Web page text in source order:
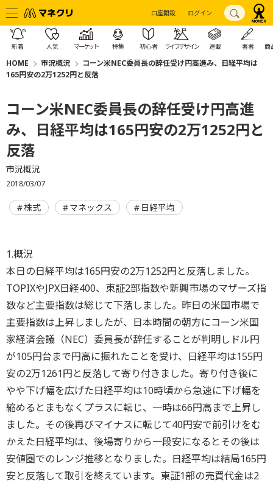
口座開設 ログイン
新着 人気 マーケット 特集 初心者 ライフデザイン 連載 著者 商
HOME 市況概況
コーン米NEC委員長の辞任受け円高進み、日経平均は
165円安の2万1252円と反落
コーン米NEC委員長の辞任受け円高進
み、日経平均は165円安の2万1252円と
反落
市況概況
2018/03/07
株式 マネックス 日経平均
1.概況
本日の日経平均は165円安の2万1252円と反落しました。
TOPIXやJPX日経400、東証2部指数や新興市場のマザーズ指
数など主要指数は総じて下落しました。昨日の米国市場で
主要指数は上昇しましたが、日本時間の朝方にコーン米国
家経済会議（NEC）委員長が辞任することが判明しドル円
が105円台まで円高に振れたことを受け、日経平均は155円
安の2万1261円と反落して寄り付きました。寄り付き後に
やや下げ幅を広げた日経平均は10時頃から急速に下げ幅を
縮めるとまもなくプラスに転じ、一時は66円高まで上昇し
ました。その後再びマイナスに転じて40円安で前引けをむ
かえた日経平均は、後場寄りから一段安になるとその後は
安値圏でのレンジ推移となりました。日経平均は結局165円
安と反落して取引を終えています。東証1部の売買代金は2